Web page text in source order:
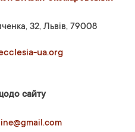
32, Львів, 79008
ua.org
сайту